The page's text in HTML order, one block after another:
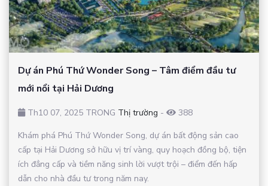
Dự án Phú Thứ Wonder Song – Tâm điểm đầu tư
mới nổi tại Hải Dương
Th10 07, 2025 TRONG Thị trường -
388
Khám phá Phú Thứ Wonder Song, dự án bất động sản cao
cấp tại Hải Dương sở hữu vị trí vàng, quy hoạch đồng bộ, tiện
ích đẳng cấp và tiềm năng sinh lời vượt trội – điểm đến hấp
dẫn cho nhà đầu tư trong năm nay.